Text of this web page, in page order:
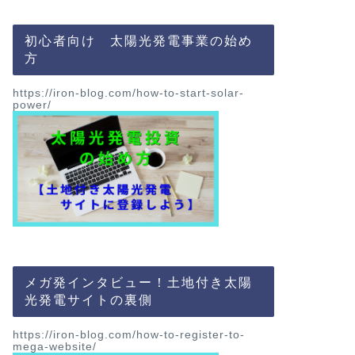
初心者向け 太陽光発電事業の始め
方
https://iron-blog.com/how-to-start-solar-
power/
メガ発インタビュー！土地付き太陽
光発電サイトの裏側
https://iron-blog.com/how-to-register-to-
mega-website/